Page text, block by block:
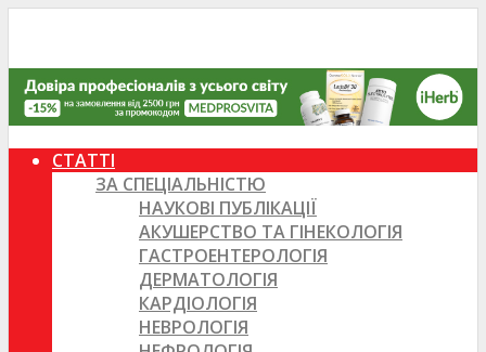
СТАТТІ
ЗА СПЕЦІАЛЬНІСТЮ
НАУКОВІ ПУБЛІКАЦІЇ
АКУШЕРСТВО ТА ГІНЕКОЛОГІЯ
ГАСТРОЕНТЕРОЛОГІЯ
ДЕРМАТОЛОГІЯ
КАРДІОЛОГІЯ
НЕВРОЛОГІЯ